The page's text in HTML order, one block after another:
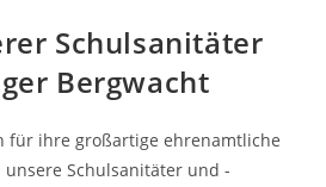
Schulsanitäter
Bergwacht
für ihre großartige ehrenamtliche
Schulsanitäter und -